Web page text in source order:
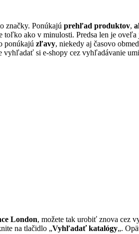
značky. Ponúkajú prehľad produktov,
ako v minulosti. Predsa len je
ponúkajú zľavy, niekedy aj časovo
si e-shopy cez vyhľadávanie
London, možete tak urobiť znova cez
na tlačidlo „Vyhľadať katalógy„.